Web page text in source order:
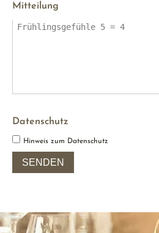
Mitteilung
Datenschutz
Hinweis zum Datenschutz